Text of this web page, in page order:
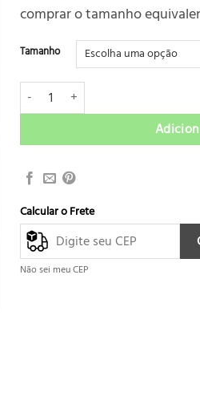
comprar o tamanho
Tamanho
Bermuda Infantil Pistol Star River
Calcular o Frete
Não sei meu CEP